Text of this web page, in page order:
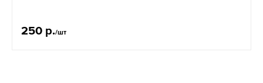
250 р./шт